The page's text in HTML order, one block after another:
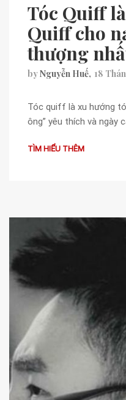
Tóc Quiff
Quiff cho
thượng
byNguyễn Huế 18
Tóc quiff là xu hướng
ông” yêu thích và ngày
TÌM HIỂU THÊM